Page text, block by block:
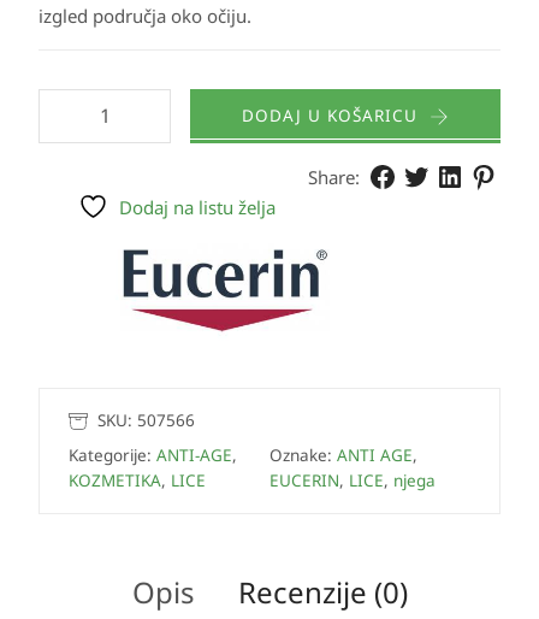
izgled područja oko očiju.
DODAJ U KOŠARICU
Share:
Dodaj na listu želja
SKU: 507566
Kategorije: ANTI-AGE,
KOZMETIKA, LICE
Oznake: ANTI AGE,
EUCERIN, LICE, njega
Opis Recenzije (0)